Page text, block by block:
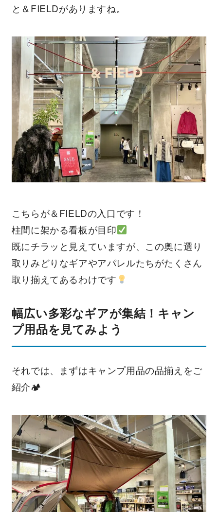
と＆FIELDがありますね。
こちらが＆FIELDの入口です！
柱間に架かる看板が目印
既にチラッと見えていますが、この奥に選り
取りみどりなギアやアパレルたちがたくさん
取り揃えてあるわけです
幅広い多彩なギアが集結！キャン
プ用品を見てみよう
それでは、まずはキャンプ用品の品揃えをご
紹介🏕